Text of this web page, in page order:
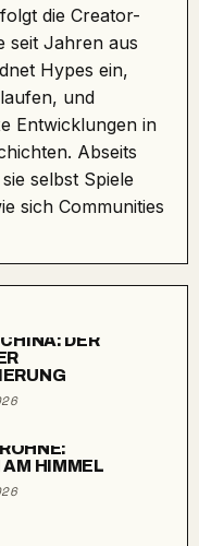
die Creator-
seit Jahren aus
Hypes ein,
und
Entwicklungen in
Abseits
selbst Spiele
sich Communities
DER
HIMMEL